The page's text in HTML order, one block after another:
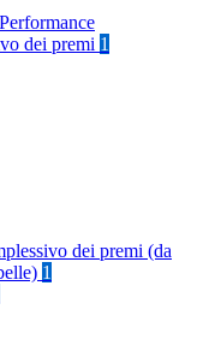
dei premi 1
dei premi (da
1